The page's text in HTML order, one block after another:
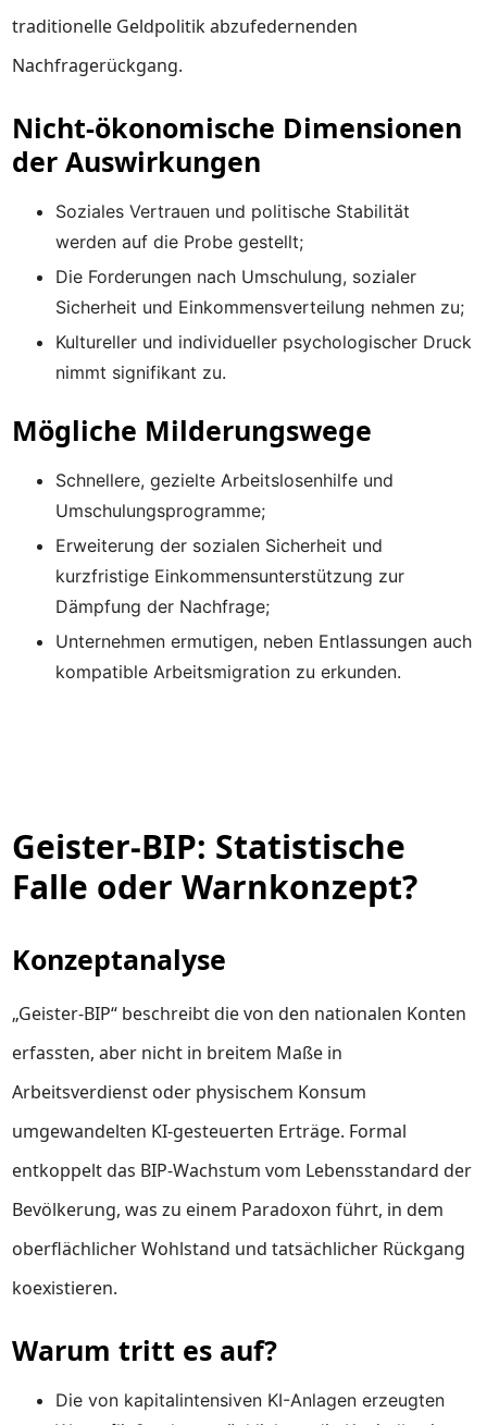
traditionelle Geldpolitik abzufedernenden
Nachfragerückgang.
Nicht-ökonomische Dimensionen
der Auswirkungen
Soziales Vertrauen und politische Stabilität
werden auf die Probe gestellt;
Die Forderungen nach Umschulung, sozialer
Sicherheit und Einkommensverteilung nehmen zu;
Kultureller und individueller psychologischer Druck
nimmt signifikant zu.
Mögliche Milderungswege
Schnellere, gezielte Arbeitslosenhilfe und
Umschulungsprogramme;
Erweiterung der sozialen Sicherheit und
kurzfristige Einkommensunterstützung zur
Dämpfung der Nachfrage;
Unternehmen ermutigen, neben Entlassungen auch
kompatible Arbeitsmigration zu erkunden.
Geister-BIP: Statistische
Falle oder Warnkonzept?
Konzeptanalyse
„Geister-BIP“ beschreibt die von den nationalen Konten
erfassten, aber nicht in breitem Maße in
Arbeitsverdienst oder physischem Konsum
umgewandelten KI-gesteuerten Erträge. Formal
entkoppelt das BIP-Wachstum vom Lebensstandard der
Bevölkerung, was zu einem Paradoxon führt, in dem
oberflächlicher Wohlstand und tatsächlicher Rückgang
koexistieren.
Warum tritt es auf?
Die von kapitalintensiven KI-Anlagen erzeugten